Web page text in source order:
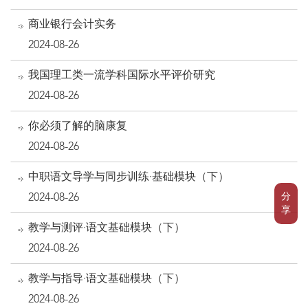
分
享
商业银行会计实务
2024-08-26
我国理工类一流学科国际水平评价研究
2024-08-26
你必须了解的脑康复
2024-08-26
中职语文导学与同步训练·基础模块（下）
2024-08-26
教学与测评·语文基础模块（下）
2024-08-26
教学与指导·语文基础模块（下）
2024-08-26